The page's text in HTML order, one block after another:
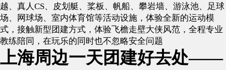
越、真人CS、皮划艇、桨板、帆船、攀岩墙、游泳池、足球
场、网球场、室内体育馆等活动设施，体验全新的运动模
式，接触新型团建方式，体验飞檐走壁大侠风范，全程专业
教练陪同，在玩乐的同时也不忽略安全问题
上海周边一天团建好去处——